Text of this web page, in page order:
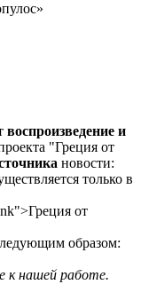
воспроизведение и
"Греция от
новости:
только в
от
образом:
к нашей работе.